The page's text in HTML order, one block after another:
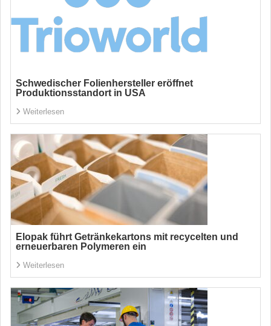
Schwedischer Folienhersteller eröffnet
Produktionsstandort in USA
Weiterlesen
Elopak führt Getränkekartons mit recycelten und
erneuerbaren Polymeren ein
Weiterlesen